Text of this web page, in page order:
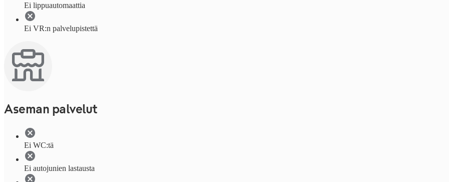
Ei lippuautomaattia
Ei VR:n palvelupistettä
Aseman palvelut
Ei WC:tä
Ei autojunien lastausta